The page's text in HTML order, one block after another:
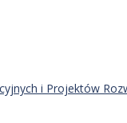
i Projektów